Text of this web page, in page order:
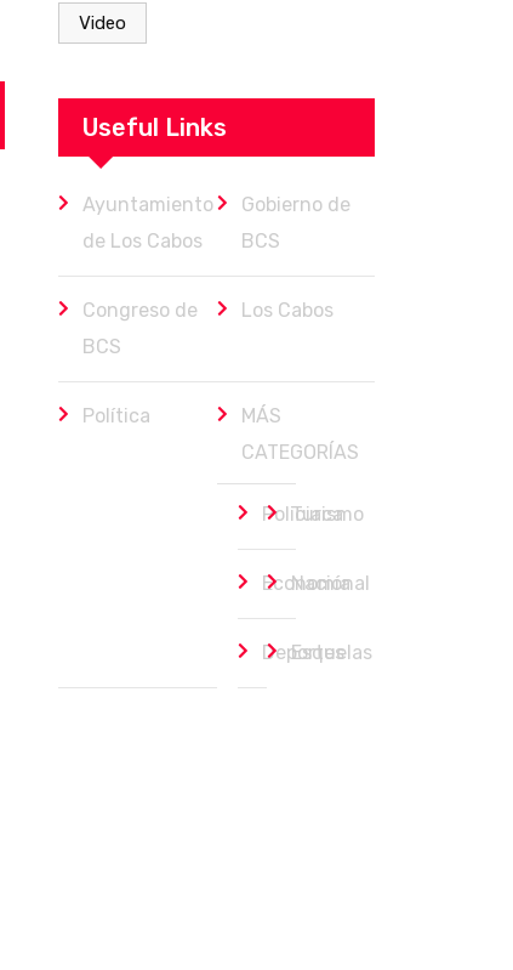
Video
Useful Links
Ayuntamiento
de Los Cabos
Gobierno de
BCS
Congreso de
BCS
Los Cabos
Política
MÁS
CATEGORÍAS
Policiaca
Turismo
Economía
Nacional
Deportes
Esquelas